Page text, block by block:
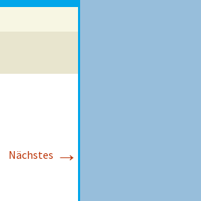
Nächstes →